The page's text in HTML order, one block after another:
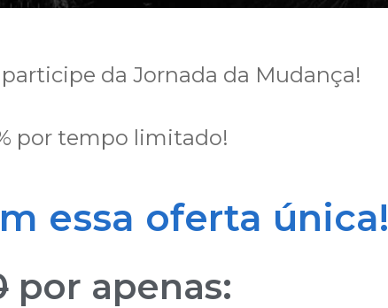
da Jornada da Mudança!
por tempo limitado!
essa oferta única!
por apenas: